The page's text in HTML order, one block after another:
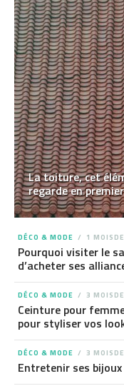
La toiture, cet
regarde en premier
DÉCO & MODE 1
Pourquoi visiter le
d’acheter ses
DÉCO & MODE 3
Ceinture pour
pour styliser vos
DÉCO & MODE 3
Entretenir ses